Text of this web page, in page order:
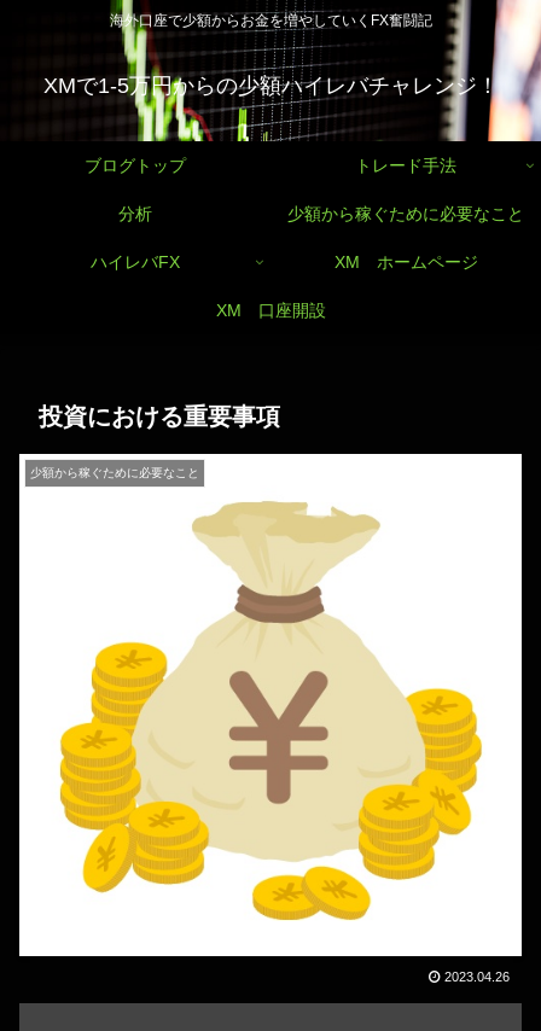
海外口座で少額からお金を増やしていくFX奮闘記
XMで1-5万円からの少額ハイレバチャレンジ！
ブログトップ トレード手法
分析 少額から稼ぐために必要なこと
ハイレバFX XM ホームページ
XM 口座開設
投資における重要事項
少額から稼ぐために必要なこと
2023.04.26